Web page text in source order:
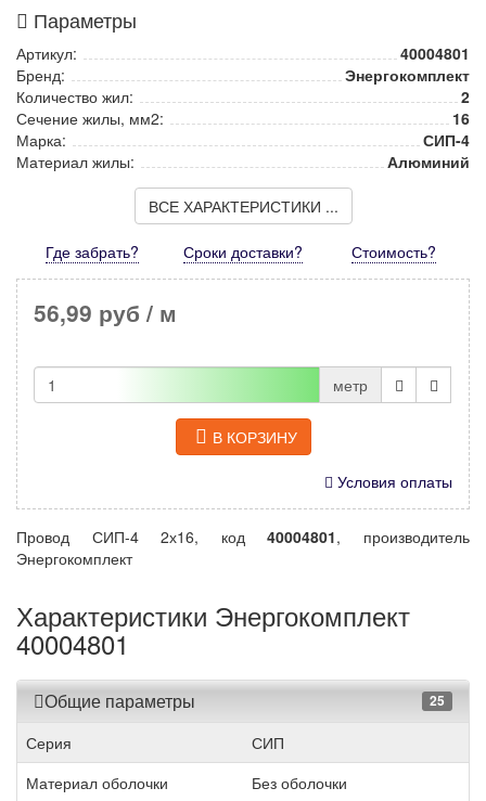
Параметры
Артикул:
40004801
Бренд:
Энергокомплект
Количество жил:
2
Сечение жилы, мм2:
16
Марка:
СИП-4
Материал жилы:
Алюминий
ВСЕ ХАРАКТЕРИСТИКИ ...
Где забрать? Сроки доставки? Стоимость?
56,99 руб / м
метр
В КОРЗИНУ
Условия оплаты
Провод СИП-4 2х16, код40004801, производитель
Энергокомплект
Характеристики Энергокомплект
40004801
Общие параметры 25
Серия
СИП
Материал оболочки
Без оболочки